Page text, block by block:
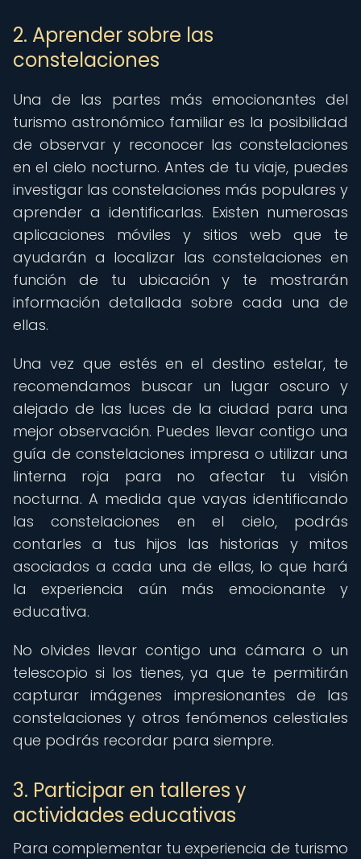
2. Aprender sobre las
constelaciones
Una de las partes más emocionantes del
turismo astronómico familiar es la posibilidad
de observar y reconocer las constelaciones
en el cielo nocturno. Antes de tu viaje, puedes
investigar las constelaciones más populares y
aprender a identificarlas. Existen numerosas
aplicaciones móviles y sitios web que te
ayudarán a localizar las constelaciones en
función de tu ubicación y te mostrarán
información detallada sobre cada una de
ellas.
Una vez que estés en el destino estelar, te
recomendamos buscar un lugar oscuro y
alejado de las luces de la ciudad para una
mejor observación. Puedes llevar contigo una
guía de constelaciones impresa o utilizar una
linterna roja para no afectar tu visión
nocturna. A medida que vayas identificando
las constelaciones en el cielo, podrás
contarles a tus hijos las historias y mitos
asociados a cada una de ellas, lo que hará
la experiencia aún más emocionante y
educativa.
No olvides llevar contigo una cámara o un
telescopio si los tienes, ya que te permitirán
capturar imágenes impresionantes de las
constelaciones y otros fenómenos celestiales
que podrás recordar para siempre.
3. Participar en talleres y
actividades educativas
Para complementar tu experiencia de turismo